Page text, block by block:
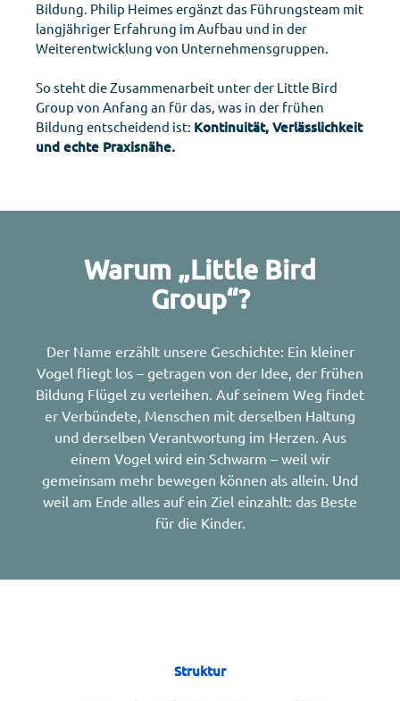
Bildung. Philip Heimes ergänzt das Führungsteam mit
langjähriger Erfahrung im Aufbau und in der
Weiterentwicklung von Unternehmensgruppen.
So steht die Zusammenarbeit unter der Little Bird
Group von Anfang an für das, was in der frühen
Bildung entscheidend ist: Kontinuität, Verlässlichkeit
und echte Praxisnähe.
Warum „Little Bird
Group“?
Der Name erzählt unsere Geschichte: Ein kleiner
Vogel fliegt los – getragen von der Idee, der frühen
Bildung Flügel zu verleihen. Auf seinem Weg findet
er Verbündete, Menschen mit derselben Haltung
und derselben Verantwortung im Herzen. Aus
einem Vogel wird ein Schwarm – weil wir
gemeinsam mehr bewegen können als allein. Und
weil am Ende alles auf ein Ziel einzahlt: das Beste
für die Kinder.
Struktur